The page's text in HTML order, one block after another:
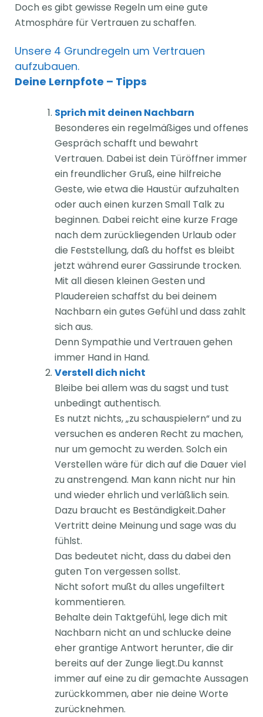
Doch es gibt gewisse Regeln um eine gute
Atmosphäre für Vertrauen zu schaffen.
Unsere 4 Grundregeln um Vertrauen
aufzubauen.
Deine Lernpfote – Tipps
Sprich mit deinen Nachbarn
Besonderes ein regelmäßiges und offenes
Gespräch schafft und bewahrt
Vertrauen. Dabei ist dein Türöffner immer
ein freundlicher Gruß, eine hilfreiche
Geste, wie etwa die Haustür aufzuhalten
oder auch einen kurzen Small Talk zu
beginnen. Dabei reicht eine kurze Frage
nach dem zurückliegenden Urlaub oder
die Feststellung, daß du hoffst es bleibt
jetzt während eurer Gassirunde trocken.
Mit all diesen kleinen Gesten und
Plaudereien schaffst du bei deinem
Nachbarn ein gutes Gefühl und dass zahlt
sich aus.
Denn Sympathie und Vertrauen gehen
immer Hand in Hand.
Verstell dich nicht
Bleibe bei allem was du sagst und tust
unbedingt authentisch.
Es nutzt nichts, „zu schauspielern“ und zu
versuchen es anderen Recht zu machen,
nur um gemocht zu werden. Solch ein
Verstellen wäre für dich auf die Dauer viel
zu anstrengend. Man kann nicht nur hin
und wieder ehrlich und verläßlich sein.
Dazu braucht es Beständigkeit.Daher
Vertritt deine Meinung und sage was du
fühlst.
Das bedeutet nicht, dass du dabei den
guten Ton vergessen sollst.
Nicht sofort mußt du alles ungefiltert
kommentieren.
Behalte dein Taktgefühl, lege dich mit
Nachbarn nicht an und schlucke deine
eher grantige Antwort herunter, die dir
bereits auf der Zunge liegt.Du kannst
immer auf eine zu dir gemachte Aussagen
zurückkommen, aber nie deine Worte
zurücknehmen.